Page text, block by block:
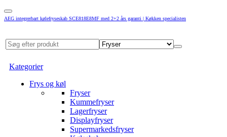
AEG integrerbart kølefryseskab SCE818E8MF med 2+2 års garanti | Køkken specialisten
Kategorier
Frys og køl
Fryser
Kummefryser
Lagerfryser
Displayfryser
Supermarkedsfryser